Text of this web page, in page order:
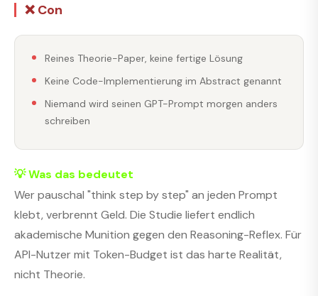
❌ Con
Reines Theorie-Paper, keine fertige Lösung
Keine Code-Implementierung im Abstract genannt
Niemand wird seinen GPT-Prompt morgen anders
schreiben
💡 Was das bedeutet
Wer pauschal "think step by step" an jeden Prompt
klebt, verbrennt Geld. Die Studie liefert endlich
akademische Munition gegen den Reasoning-Reflex. Für
API-Nutzer mit Token-Budget ist das harte Realität,
nicht Theorie.